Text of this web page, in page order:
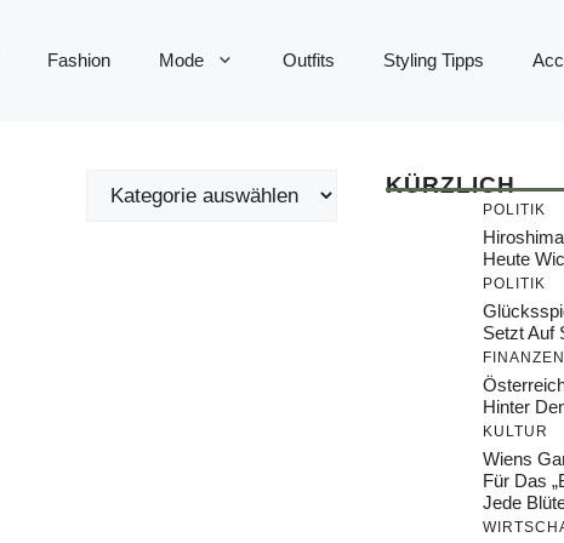
Fashion Mode Outfits Styling Tipps
KÜRZLICH
POLITIK
Heute
POLITIK
Setzt Auf
FINANZEN
Hinter
KULTUR
Wiens
Für Das
Jede